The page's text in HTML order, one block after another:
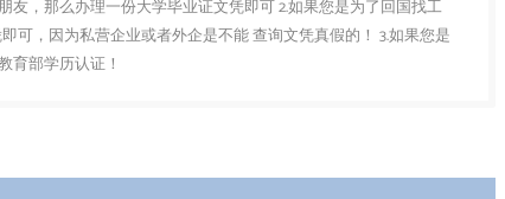
友，那么办理一份大学毕业证文凭即可 2.如果您是为了回国找工
可，因为私营企业或者外企是不能 查询文凭真假的！ 3.如果您是
育部学历认证！